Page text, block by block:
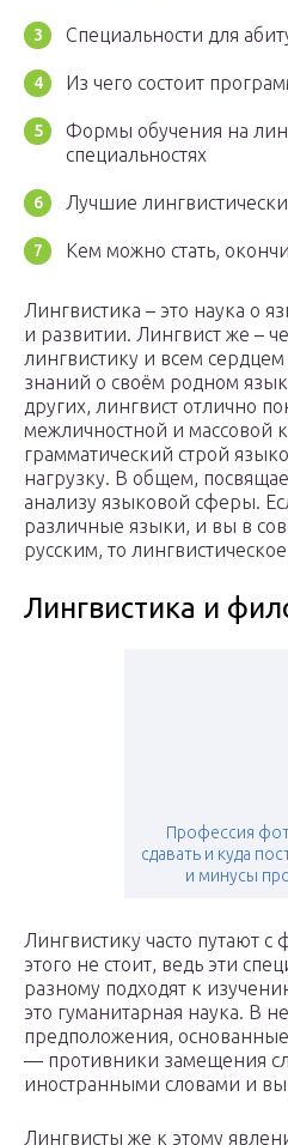
Специальности для
Из чего состоит
Формы обучения на
специальностях
Лучшие
Кем можно стать,
Лингвистика – это наука о
и развитии. Лингвист же –
лингвистику и всем
знаний о своём родном
других, лингвист отлично
межличностной и массовой
грамматический строй
нагрузку. В общем,
анализу языковой сферы.
различные языки, и вы в
русским, то
Лингвистика и
Профессия
сдавать и куда
и минусы
Лингвистику часто путают с
этого не стоит, ведь эти
разному подходят к
это гуманитарная наука. В
предположения,
— противники замещения
иностранными словами и
Лингвисты же к этому